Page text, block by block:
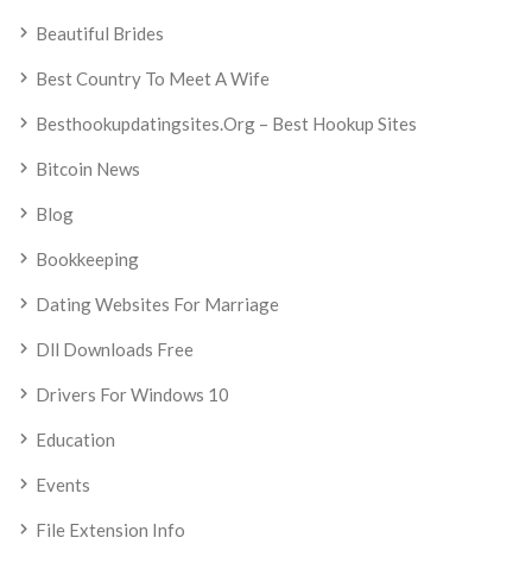
Beautiful Brides
Best Country To Meet A Wife
Besthookupdatingsites.org – Best Hookup Sites
Bitcoin News
Blog
Bookkeeping
Dating Websites For Marriage
Dll Downloads Free
Drivers For Windows 10
Education
Events
File Extension Info